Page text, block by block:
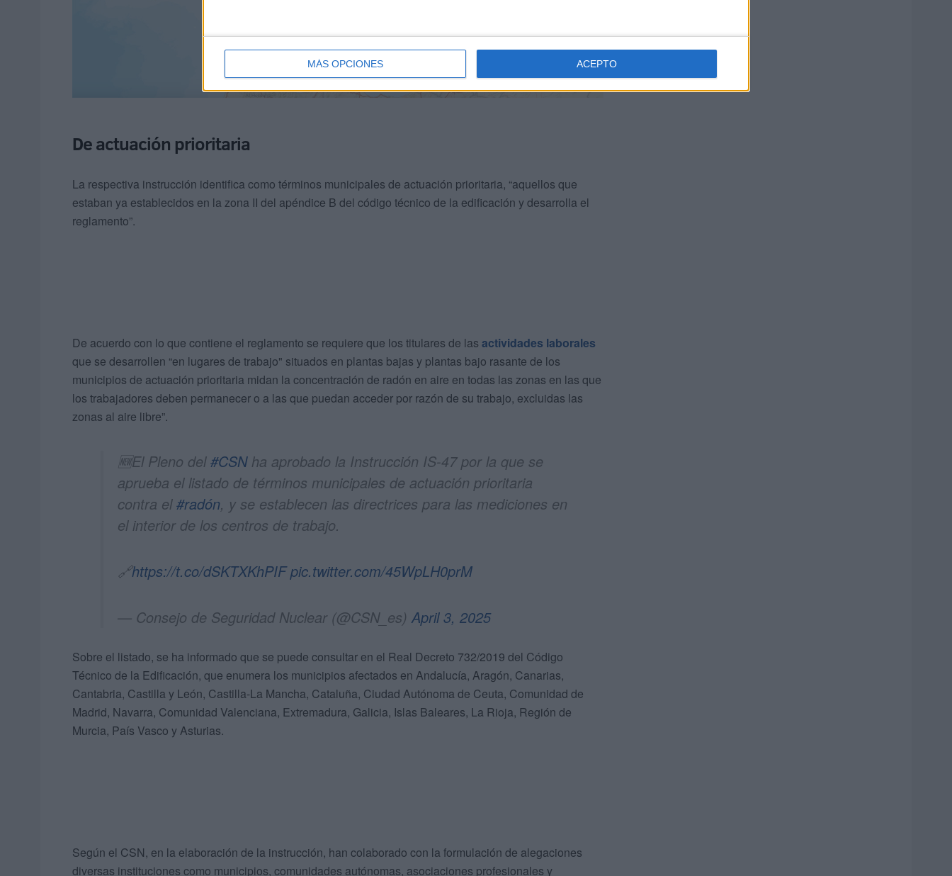
MÁS OPCIONES ACEPTO
De actuación prioritaria
La respectiva instrucción identifica como términos municipales de actuación prioritaria, “aquellos que
estaban ya establecidos en la zona II del apéndice B del código técnico de la edificación y desarrolla el
reglamento”.
De acuerdo con lo que contiene el reglamento se requiere que los titulares de las actividades laborales
que se desarrollen “en lugares de trabajo" situados en plantas bajas y plantas bajo rasante de los
municipios de actuación prioritaria midan la concentración de radón en aire en todas las zonas en las que
los trabajadores deben permanecer o a las que puedan acceder por razón de su trabajo, excluidas las
zonas al aire libre”.
🆕El Pleno del#CSNha aprobado la Instrucción IS-47 por la que se
aprueba el listado de términos municipales de actuación prioritaria
contra el#radón, y se establecen las directrices para las mediciones en
el interior de los centros de trabajo.
🔗https://t.co/dSKTXKhPIF pic.twitter.com/45WpLH0prM
— Consejo de Seguridad Nuclear (@CSN_es) April 3, 2025
Sobre el listado, se ha informado que se puede consultar en el Real Decreto 732/2019 del Código
Técnico de la Edificación, que enumera los municipios afectados en Andalucía, Aragón, Canarias,
Cantabria, Castilla y León, Castilla-La Mancha, Cataluña, Ciudad Autónoma de Ceuta, Comunidad de
Madrid, Navarra, Comunidad Valenciana, Extremadura, Galicia, Islas Baleares, La Rioja, Región de
Murcia, País Vasco y Asturias.
Según el CSN, en la elaboración de la instrucción, han colaborado con la formulación de alegaciones
diversas instituciones como municipios, comunidades autónomas, asociaciones profesionales y